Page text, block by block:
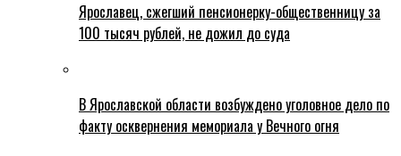
Ярославец, сжегший пенсионерку-общественницу за
100 тысяч рублей, не дожил до суда
В Ярославской области возбуждено уголовное дело по
факту осквернения мемориала у Вечного огня